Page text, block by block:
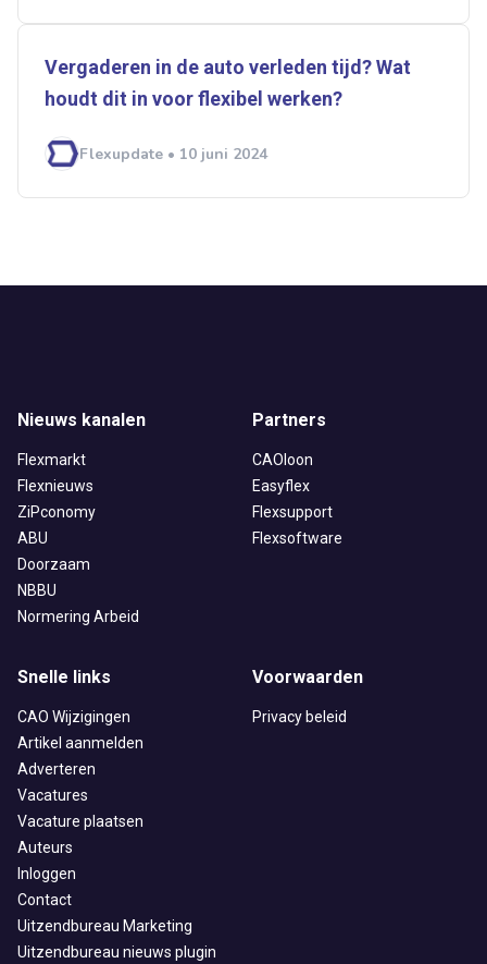
Vergaderen in de auto verleden tijd? Wat
houdt dit in voor flexibel werken?
Flexupdate • 10 juni 2024
Nieuws kanalen
Flexmarkt
Flexnieuws
ZiPconomy
ABU
Doorzaam
NBBU
Normering Arbeid
Partners
CAOloon
Easyflex
Flexsupport
Flexsoftware
Snelle links
CAO Wijzigingen
Artikel aanmelden
Adverteren
Vacatures
Vacature plaatsen
Auteurs
Inloggen
Contact
Uitzendbureau Marketing
Uitzendbureau nieuws plugin
Voorwaarden
Privacy beleid